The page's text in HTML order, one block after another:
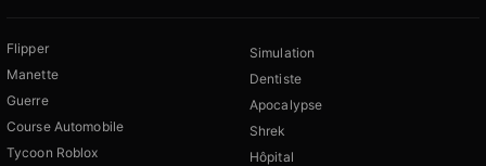
Flipper
Manette
Guerre
Course Automobile
Tycoon Roblox
Simulation
Dentiste
Apocalypse
Shrek
Hôpital